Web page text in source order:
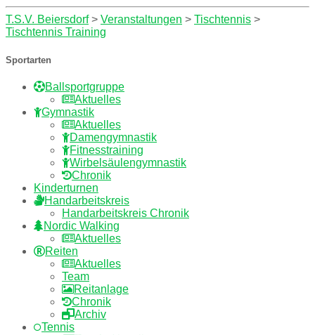
T.S.V. Beiersdorf> Veranstaltungen > Tischtennis >
Tischtennis Training
Sportarten
Ballsportgruppe
Aktuelles
Gymnastik
Aktuelles
Damengymnastik
Fitnesstraining
Wirbelsäulengymnastik
Chronik
Kinderturnen
Handarbeitskreis
Handarbeitskreis Chronik
Nordic Walking
Aktuelles
Reiten
Aktuelles
Team
Reitanlage
Chronik
Archiv
Tennis